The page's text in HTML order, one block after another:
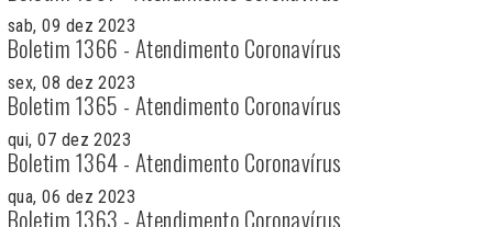
sab, 09 dez 2023
Boletim 1366 - Atendimento Coronavírus
sex, 08 dez 2023
Boletim 1365 - Atendimento Coronavírus
qui, 07 dez 2023
Boletim 1364 - Atendimento Coronavírus
qua, 06 dez 2023
Boletim 1363 - Atendimento Coronavírus